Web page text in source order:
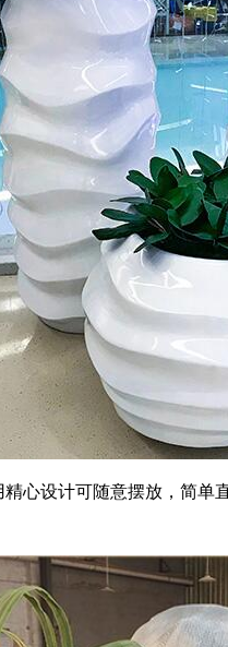
设计可随意摆放，简单